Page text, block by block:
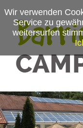
Wir verwenden
Service zu
weitersurfen